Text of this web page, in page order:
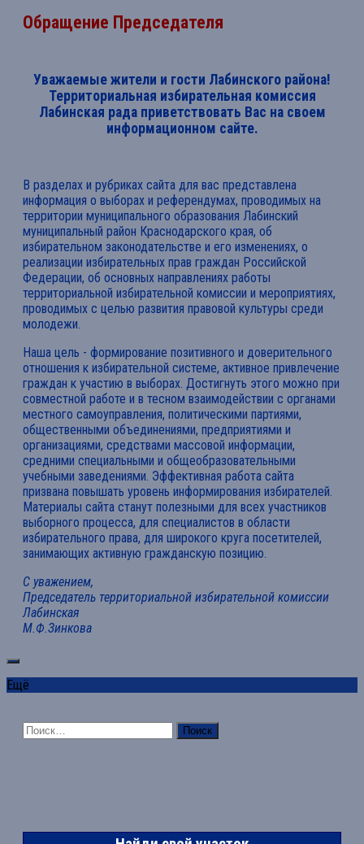
Обращение Председателя
Уважаемые жители и гости Лабинского района!
Территориальная избирательная комиссия
Лабинская рада приветствовать Вас на своем
информационном сайте.
В разделах и рубриках сайта для вас представлена
информация о выборах и референдумах, проводимых на
территории муниципального образования Лабинский
муниципальный район Краснодарского края, об
избирательном законодательстве и его изменениях, о
реализации избирательных прав граждан Российской
Федерации, об основных направлениях работы
территориальной избирательной комиссии и мероприятиях,
проводимых с целью развития правовой культуры среди
молодежи.
Наша цель - формирование позитивного и доверительного
отношения к избирательной системе, активное привлечение
граждан к участию в выборах. Достигнуть этого можно при
совместной работе и в тесном взаимодействии с органами
местного самоуправления, политическими партиями,
общественными объединениями, предприятиями и
организациями, средствами массовой информации,
средними специальными и общеобразовательными
учебными заведениями. Эффективная работа сайта
призвана повышать уровень информирования избирателей.
Материалы сайта станут полезными для всех участников
выборного процесса, для специалистов в области
избирательного права, для широкого круга посетителей,
занимающих активную гражданскую позицию.
С уважением,
Председатель территориальной избирательной комиссии
Лабинская
М.Ф.Зинкова
Ещё
Найти: